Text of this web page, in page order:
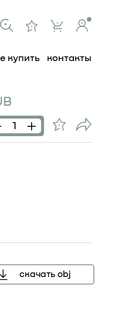
купить контакты
скачать obj